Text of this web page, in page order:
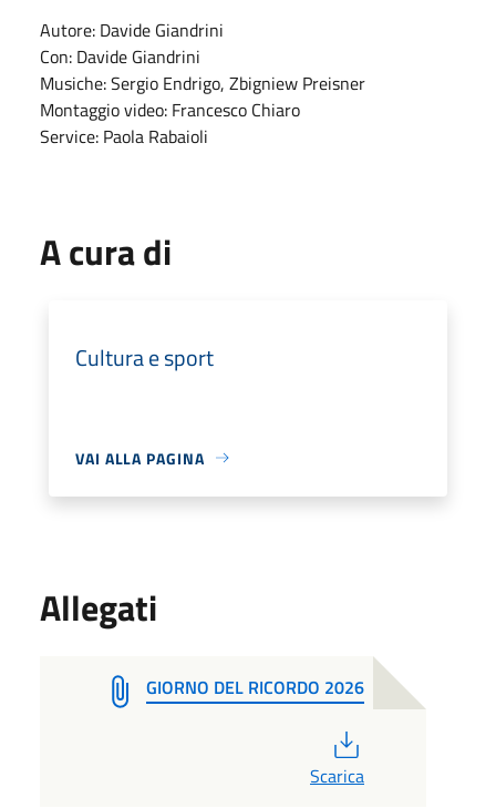
Autore: Davide Giandrini
Con: Davide Giandrini
Musiche: Sergio Endrigo, Zbigniew Preisner
Montaggio video: Francesco Chiaro
Service: Paola Rabaioli
A cura di
Cultura e sport
VAI ALLA PAGINA
Allegati
GIORNO DEL RICORDO 2026
Scarica